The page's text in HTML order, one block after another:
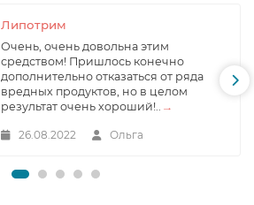
Липотрим
Очень, очень довольна этим
средством! Пришлось конечно
дополнительно отказаться от ряда
вредных продуктов, но в целом
результат очень хороший!.. →
26.08.2022 Ольга